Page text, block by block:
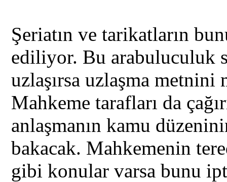
Şeriatın ve tarikatların
ediliyor. Bu arabuluculuk
uzlaşırsa uzlaşma
Mahkeme tarafları da
anlaşmanın kamu
bakacak. Mahkemenin
gibi konular varsa bunu